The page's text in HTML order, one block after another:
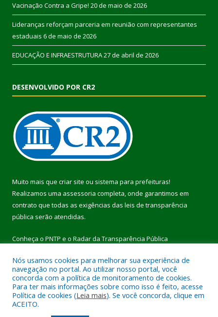
Vacinação Contra a Gripe! 20 de maio de 2026
Lideranças reforçam parceria em reunião com representantes
estaduais 6 de maio de 2026
EDUCAÇÃO E INFRAESTRUTURA27 de abril de 2026
DESENVOLVIDO POR CR2
Muito mais que criar site ou sistema para prefeituras!
Realizamos uma assessoria completa, onde garantimos em
contrato que todas as exigências das leis de transparência
pública serão atendidas.
Conheça o PNTP e o Radar da Transparência Pública
Todos os direitos reservados a Prefeitura Municipal de Pau
D’Arco.
Nós usamos cookies para melhorar sua experiência de
navegação no portal. Ao utilizar nosso portal, você
concorda com a política de monitoramento de cookies.
Para ter mais informações sobre como isso é feito, acesse
Política de cookies (Leia mais). Se você concorda, clique em
ACEITO.